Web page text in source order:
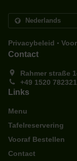
Privacybeleid .
Contact
Rahmer straße
+49 1520
Links
Menu
Tafelreservering
Vooraf Bestellen
Contact